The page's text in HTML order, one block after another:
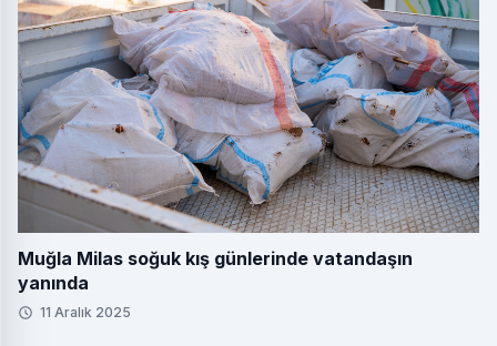
Muğla Milas soğuk kış günlerinde vatandaşın
yanında
11 Aralık 2025